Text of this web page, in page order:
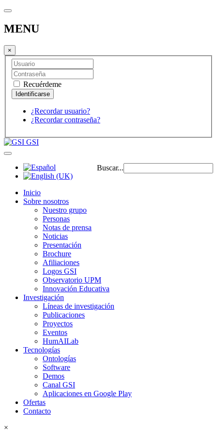
MENU
×
Recuérdeme
¿Recordar usuario?
¿Recordar contraseña?
GSI
Buscar...
Inicio
Sobre nosotros
Nuestro grupo
Personas
Notas de prensa
Noticias
Presentación
Brochure
Afiliaciones
Logos GSI
Observatorio UPM
Innovación Educativa
Investigación
Líneas de investigación
Publicaciones
Proyectos
Eventos
HumAILab
Tecnologías
Ontologías
Software
Demos
Canal GSI
Aplicaciones en Google Play
Ofertas
Contacto
×